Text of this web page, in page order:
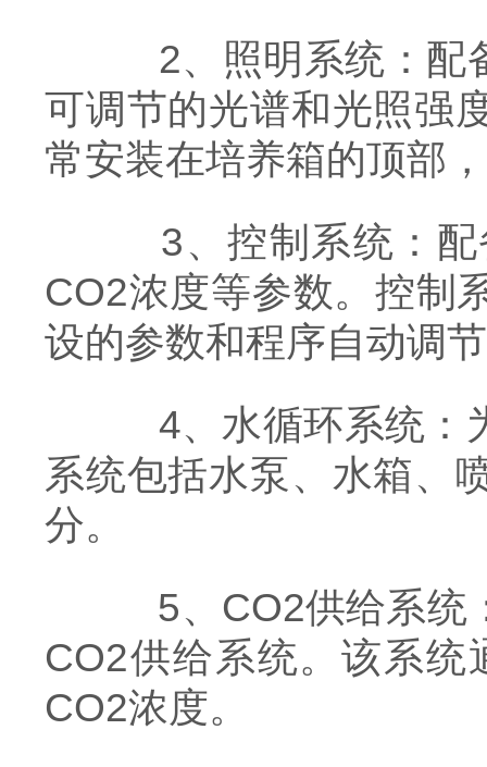
2、照明系统：配备
可调节的光谱和光照强
常安装在培养箱的顶部
3、控制系统：配
CO2浓度等参数。控制
设的参数和程序自动调
4、水循环系统：为
系统包括水泵、水箱、
分。
5、CO2供给系统：
CO2供给系统。该系
CO2浓度。